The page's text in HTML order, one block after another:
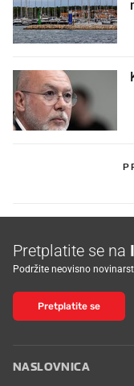
Pretplatite se na
Podržite neovisno
Pretplatite se
NASLOVNICA